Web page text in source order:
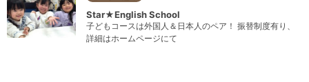
Star★English School
子どもコースは外国人＆日本人のペア！ 振替制度有り、
詳細はホームページにて